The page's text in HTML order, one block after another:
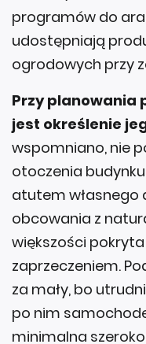
programów do
udostępniają
ogrodowych przy
Przy planowania
jest określenie
wspomniano, nie
otoczenia
atutem własnego
obcowania z
większości
zaprzeczeniem.
za mały, bo
po nim
minimalna